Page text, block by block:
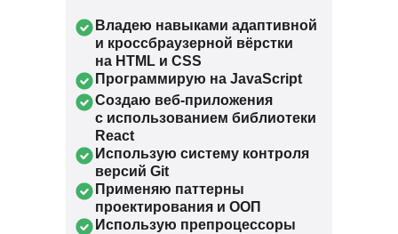
Владею навыками адаптивной
и кроссбраузерной вёрстки
на HTML и CSS
Программирую на JavaScript
Создаю веб-приложения
с использованием библиотеки
React
Использую систему контроля
версий Git
Применяю паттерны
проектирования и ООП
Использую препроцессоры